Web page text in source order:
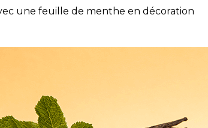
une feuille de menthe en décoration